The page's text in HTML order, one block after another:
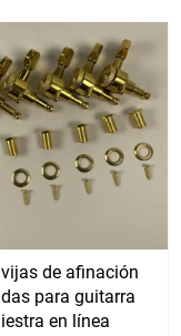
de afinación
para guitarra
en línea